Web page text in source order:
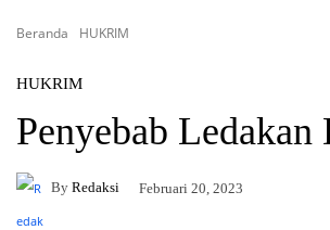
Beranda HUKRIM
HUKRIM
Penyebab
By Redaksi Februari 20, 2023